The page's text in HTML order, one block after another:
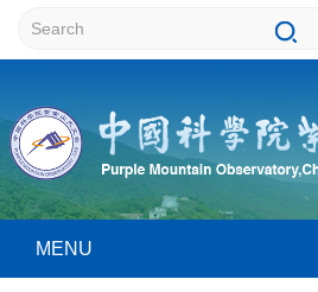
MENU